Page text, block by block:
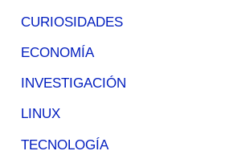
CURIOSIDADES
ECONOMÍA
INVESTIGACIÓN
LINUX
TECNOLOGÍA